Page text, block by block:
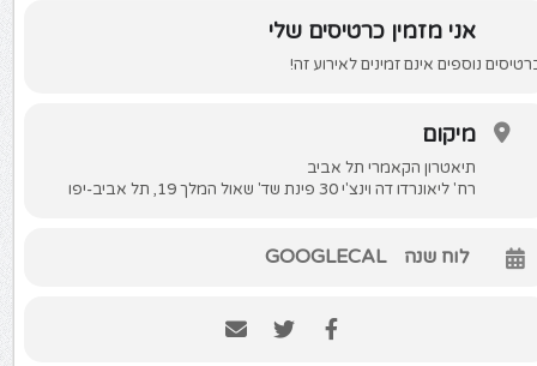
אני מזמין כרטיסים שלי
נוספים אינם זמינים לאירוע זה!
מיקום
תיאטרון הקאמרי תל אביב
רח' ליאונרדו דה וינצ'י 30 פינת שד' שאול המלך 19, תל אביב-יפו
לוח שנה GOOGLECAL